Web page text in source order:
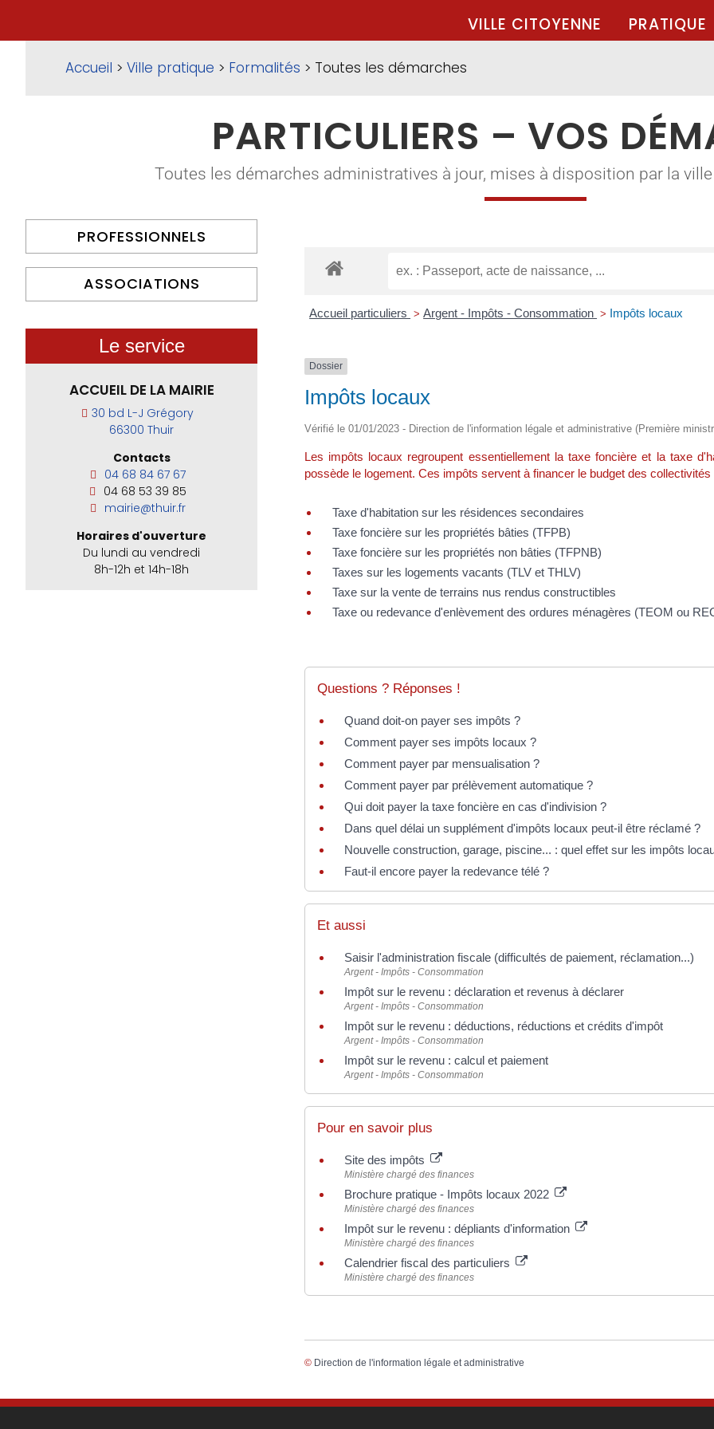
VILLE CITOYENNE PRATIQUE
Accueil > Ville pratique > Formalités > Toutes les démarches
PARTICULIERS – VOS
Toutes les démarches administratives à jour, mises à disposition par la
PROFESSIONNELS
ASSOCIATIONS
Le service
ACCUEIL DE LA MAIRIE
30 bd L-J Grégory
66300 Thuir
Contacts
04 68 84 67 67
04 68 53 39 85
mairie@thuir.fr
Horaires d'ouverture
Du lundi au vendredi
8h-12h et 14h-18h
Accueil particuliers > Argent - Impôts - Consommation > Impôts locaux
Dossier
Impôts locaux
Vérifié le 01/01/2023 - Direction de l'information légale et administrative (Première
Les impôts locaux regroupent essentiellement la taxe foncière et la taxe
possède le logement. Ces impôts servent à financer le budget des
Taxe d'habitation sur les résidences secondaires
Taxe foncière sur les propriétés bâties (TFPB)
Taxe foncière sur les propriétés non bâties (TFPNB)
Taxes sur les logements vacants (TLV et THLV)
Taxe sur la vente de terrains nus rendus constructibles
Taxe ou redevance d'enlèvement des ordures ménagères (TEOM ou
Questions ? Réponses !
Quand doit-on payer ses impôts ?
Comment payer ses impôts locaux ?
Comment payer par mensualisation ?
Comment payer par prélèvement automatique ?
Qui doit payer la taxe foncière en cas d'indivision ?
Dans quel délai un supplément d'impôts locaux peut-il être réclamé ?
Nouvelle construction, garage, piscine... : quel effet sur les impôts
Faut-il encore payer la redevance télé ?
Et aussi
Saisir l'administration fiscale (difficultés de paiement, réclamation...)
Argent - Impôts - Consommation
Impôt sur le revenu : déclaration et revenus à déclarer
Argent - Impôts - Consommation
Impôt sur le revenu : déductions, réductions et crédits d'impôt
Argent - Impôts - Consommation
Impôt sur le revenu : calcul et paiement
Argent - Impôts - Consommation
Pour en savoir plus
Site des impôts
Ministère chargé des finances
Brochure pratique - Impôts locaux 2022
Ministère chargé des finances
Impôt sur le revenu : dépliants d'information
Ministère chargé des finances
Calendrier fiscal des particuliers
Ministère chargé des finances
© Direction de l'information légale et administrative